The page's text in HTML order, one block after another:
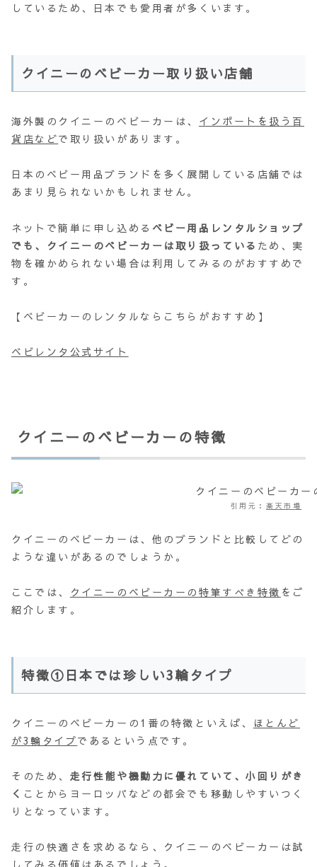
しているため、日本でも愛用者が多くいます。
クイニーのベビーカー取り扱い店舗
海外製のクイニーのベビーカーは、 インポートを扱う百
貨店などで取り扱いがあります。
日本のベビー用品ブランドを多く展開している店舗では
あまり見られないかもしれません。
ネットで簡単に申し込める ベビー用品レンタルショップ
でも、クイニーのベビーカーは取り扱っている ため、実
物を確かめられない場合は利用してみるのがおすすめで
す。
【ベビーカーのレンタルならこちらがおすすめ】
ベビレンタ公式サイト
クイニーのベビーカーの特徴
引用元： 楽天市場
クイニーのベビーカーは、他のブランドと比較してどの
ような違いがあるのでしょうか。
ここでは、 クイニーのベビーカーの特筆すべき特徴 をご
紹介します。
特徴①日本では珍しい3輪タイプ
クイニーのベビーカーの1番の特徴といえば、
ほとんど
が3輪タイプであるという点です。
そのため、 走行性能や機動力に優れていて、小回りがき
く ことからヨーロッパなどの都会でも移動しやすいつく
りとなっています。
走行の快適さを求めるなら、クイニーのベビーカーは試